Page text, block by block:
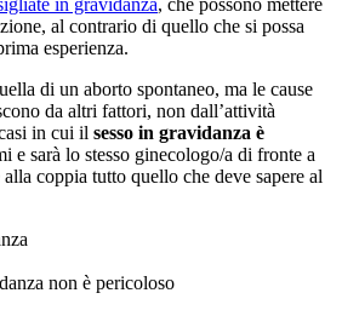
in gravidanza, che possono mettere
al contrario di quello che si possa
esperienza.
di un aborto spontaneo, ma le cause
da altri fattori, non dall’attività
in cui il sesso in gravidanza è
e sarà lo stesso ginecologo/a di fronte a
coppia tutto quello che deve sapere al
non è pericoloso